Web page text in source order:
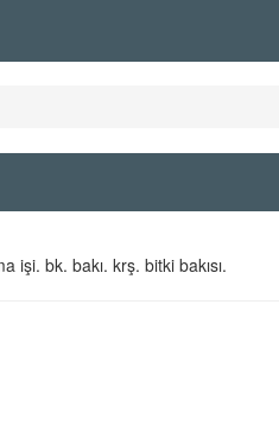
işi. bk. bakı. krş. bitki bakısı.